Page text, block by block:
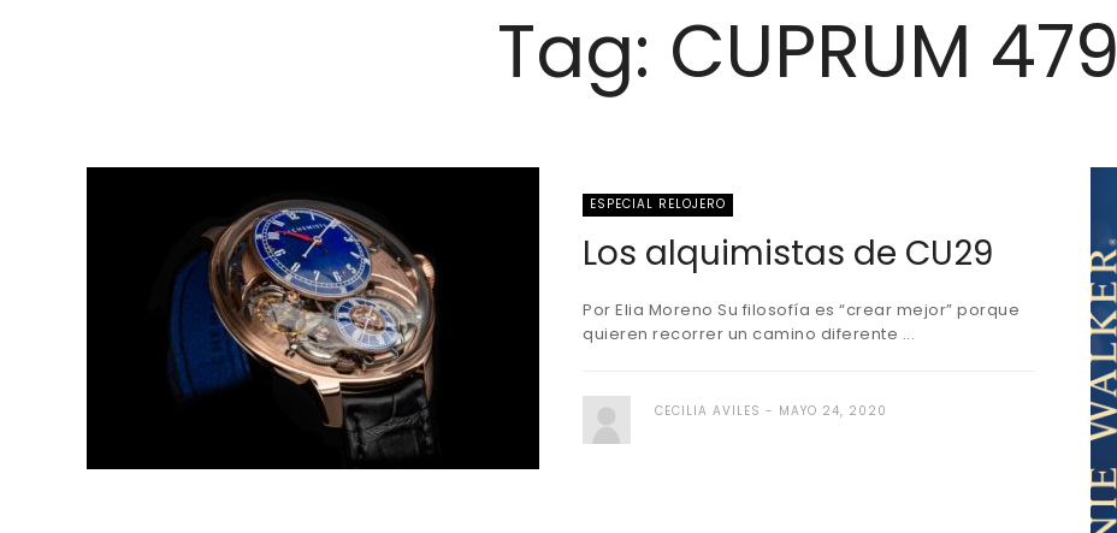
Tag: CUPRUM 479
ESPECIAL RELOJERO
Los alquimistas de CU29
Por Elia Moreno Su filosofía es “crear mejor” porque
quieren recorrer un camino diferente ...
CECILIA AVILES MAYO 24, 2020